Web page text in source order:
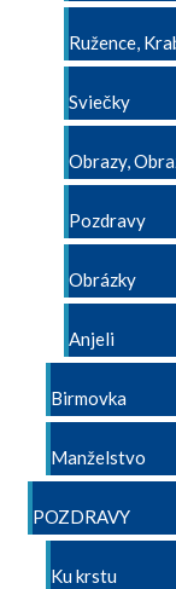
Ružence,
Sviečky
Obrazy,
Pozdravy
Obrázky
Anjeli
Birmovka
Manželstvo
POZDRAVY
Ku krstu